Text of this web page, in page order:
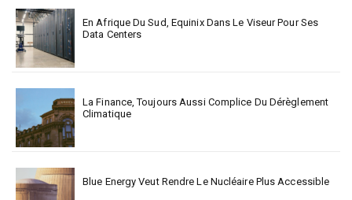
En Afrique Du Sud, Equinix Dans Le Viseur Pour Ses
Data Centers
La Finance, Toujours Aussi Complice Du Dérèglement
Climatique
Blue Energy Veut Rendre Le Nucléaire Plus Accessible